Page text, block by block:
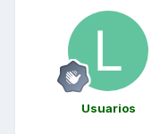
Usuarios